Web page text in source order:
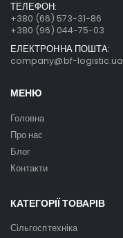
ТЕЛЕФОН:
+380 (66) 573-31-86
+380 (96) 044-75-03
ЕЛЕКТРОННА ПОШТА:
company@bf-logistic.ua
МЕНЮ
Головна
Про нас
Блог
Контакти
КАТЕГОРІЇ ТОВАРІВ
Сільгосптехніка